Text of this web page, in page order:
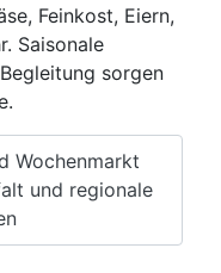
Feinkost, Eiern,
Saisonale
sorgen
Wochenmarkt
und regionale